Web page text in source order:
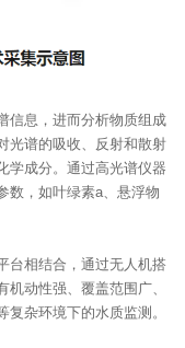
信息，进而分析物质组成
光谱的吸收、反射和散射
学成分。通过高光谱仪器
数，如叶绿素a、悬浮物
台相结合，通过无人机搭
动性强、覆盖范围广、
杂环境下的水质监测。